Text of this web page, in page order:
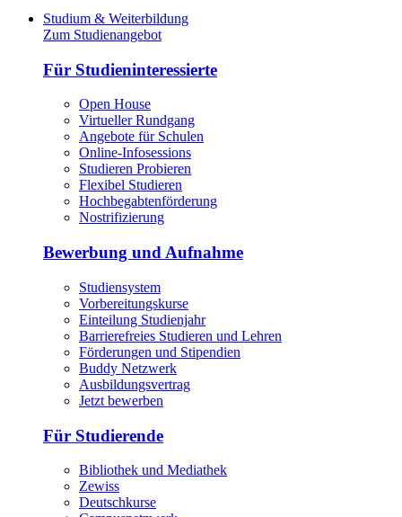
Studium & Weiterbildung
Zum Studienangebot
Für Studieninteressierte
Open House
Virtueller Rundgang
Angebote für Schulen
Online-Infosessions
Studieren Probieren
Flexibel Studieren
Hochbegabtenförderung
Nostrifizierung
Bewerbung und Aufnahme
Studiensystem
Vorbereitungskurse
Einteilung Studienjahr
Barrierefreies Studieren und Lehren
Förderungen und Stipendien
Buddy Netzwerk
Ausbildungsvertrag
Jetzt bewerben
Für Studierende
Bibliothek und Mediathek
Zewiss
Deutschkurse